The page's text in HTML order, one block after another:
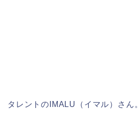
タレントのIMALU（イマル）さん。